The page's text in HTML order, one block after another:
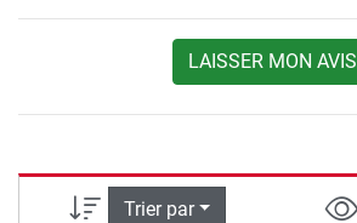
LAISSER MON AVIS
Trier par